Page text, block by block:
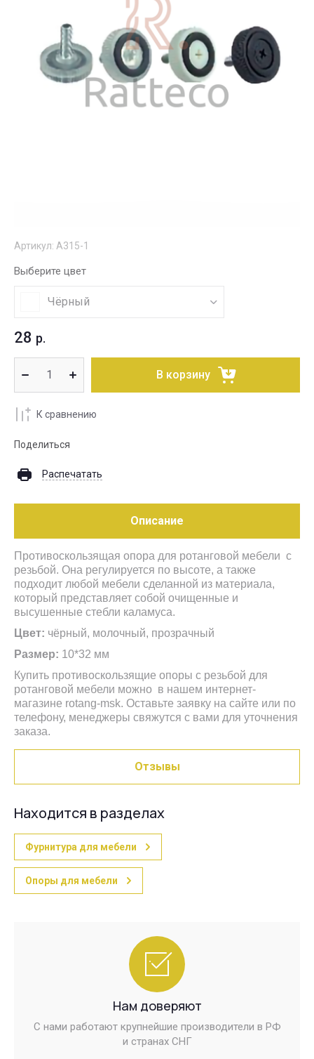
Артикул: А315-1
Выберите цвет
Чёрный
28 р.
В корзину
К сравнению
Поделиться
Распечатать
Описание
Противоскользящая опора для ротанговой мебели с
резьбой. Она регулируется по высоте, а также
подходит любой мебели сделанной из материала,
который представляет собой очищенные и
высушенные стебли каламуса.
Цвет: чёрный, молочный, прозрачный
Размер: 10*32 мм
Купить противоскользящие опоры с резьбой для
ротанговой мебели можно в нашем интернет-
магазине rotang-msk. Оставьте заявку на сайте или по
телефону, менеджеры свяжутся с вами для уточнения
заказа.
Отзывы
Находится в разделах
Фурнитура для мебели
Опоры для мебели
Нам доверяют
С нами работают крупнейшие производители в РФ
и странах СНГ